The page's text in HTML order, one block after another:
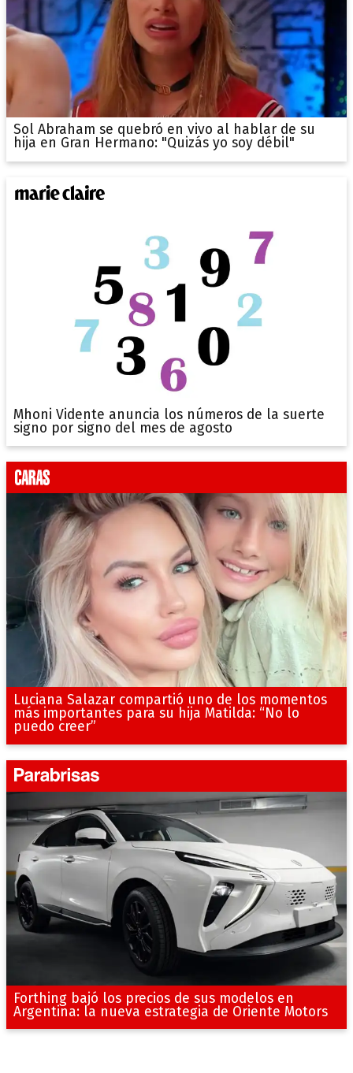
Sol Abraham se quebró en vivo al hablar de su
hija en Gran Hermano: "Quizás yo soy débil"
Mhoni Vidente anuncia los números de la suerte
signo por signo del mes de agosto
Luciana Salazar compartió uno de los momentos
más importantes para su hija Matilda: “No lo
puedo creer”
Forthing bajó los precios de sus modelos en
Argentina: la nueva estrategia de Oriente Motors